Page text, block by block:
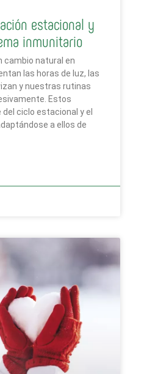
estacional y
inmunitario
cambio natural en
las horas de luz, las
y nuestras rutinas
Estos
ciclo estacional y el
a ellos de